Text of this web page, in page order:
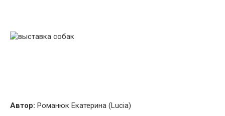
Автор: Романюк Екатерина (Lucia)